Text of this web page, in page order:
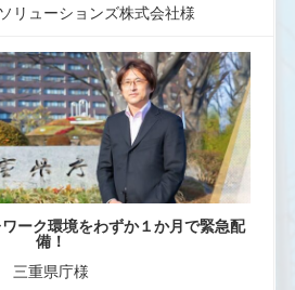
リューションズ株式会社様
ーク環境をわずか１か月で緊急配
備！
三重県庁様